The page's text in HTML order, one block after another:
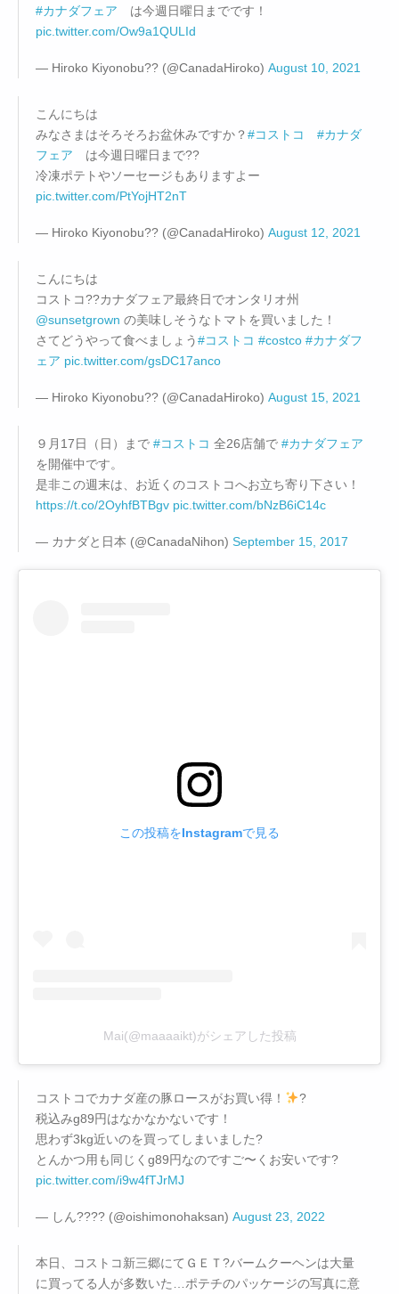
#カナダフェア は今週日曜日までです！
pic.twitter.com/Ow9a1QULId
— Hiroko Kiyonobu?? (@CanadaHiroko) August 10, 2021
こんにちは
みなさまはそろそろお盆休みですか？ #コストコ
#カナダ
フェア は今週日曜日まで??
冷凍ポテトやソーセージもありますよー
pic.twitter.com/PtYojHT2nT
— Hiroko Kiyonobu?? (@CanadaHiroko) August 12, 2021
こんにちは
コストコ??カナダフェア最終日でオンタリオ州
@sunsetgrown の美味しそうなトマトを買いました！
さてどうやって食べましょう#コストコ #costco #カナダフ
ェア pic.twitter.com/gsDC17anco
— Hiroko Kiyonobu?? (@CanadaHiroko) August 15, 2021
９月17日（日）まで #コストコ 全26店舗で #カナダフェア
を開催中です。
是非この週末は、お近くのコストコへお立ち寄り下さい！
https://t.co/2OyhfBTBgv pic.twitter.com/bNzB6iC14c
— カナダと日本 (@CanadaNihon) September 15, 2017
この投稿をInstagramで見る
Mai(@maaaaikt)がシェアした投稿
コストコでカナダ産の豚ロースがお買い得！
?
税込みg89円はなかなかないです！
思わず3kg近いのを買ってしまいました?
とんかつ用も同じくg89円なのですご〜くお安いです?
pic.twitter.com/i9w4fTJrMJ
— しん???? (@oishimonohaksan) August 23, 2022
本日、コストコ新三郷にてＧＥＴ?バームクーヘンは大量
に買ってる人が多数いた…ポテチのパッケージの写真に意